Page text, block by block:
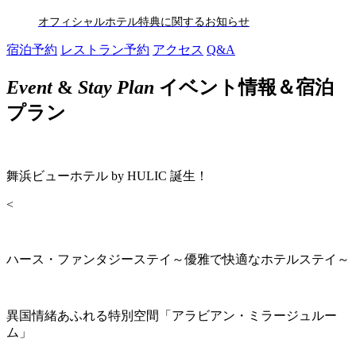
オフィシャルホテル特典に関するお知らせ
宿泊予約 レストラン予約 アクセス Q&A
Event& Stay Plan イベント情報＆宿泊
プラン
舞浜ビューホテル by HULIC 誕生！
<
ハース・ファンタジーステイ～優雅で快適なホテルステイ～
異国情緒あふれる特別空間「アラビアン・ミラージュルー
ム」